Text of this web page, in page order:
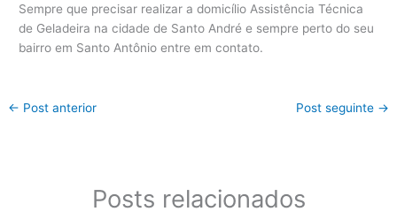
Sempre que precisar realizar a domicílio Assistência Técnica
de Geladeira na cidade de Santo André e sempre perto do seu
bairro em Santo Antônio entre em contato.
← Post anterior Post seguinte →
Posts relacionados